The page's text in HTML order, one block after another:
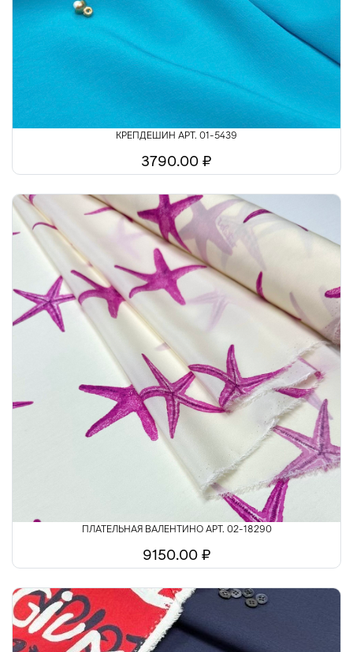
КРЕПДЕШИН АРТ. 01-5439
3790.00 ₽
ПЛАТЕЛЬНАЯ ВАЛЕНТИНО АРТ. 02-18290
9150.00 ₽